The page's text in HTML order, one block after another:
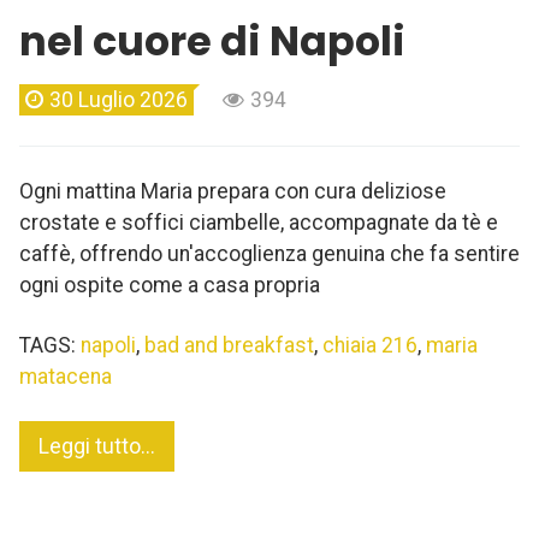
nel cuore di Napoli
30 Luglio 2026 394
Ogni mattina Maria prepara con cura deliziose
crostate e soffici ciambelle, accompagnate da tè e
caffè, offrendo un'accoglienza genuina che fa sentire
ogni ospite come a casa propria
TAGS: napoli, bad and breakfast, chiaia 216, maria
matacena
Leggi tutto...